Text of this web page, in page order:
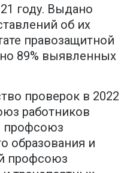
году. Выдано
об их
правозащитной
89% выявленных
проверок в 2022
работников
профсоюз
образования и
профсоюз